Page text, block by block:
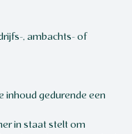
, ambachts- of
inhoud gedurende een
in staat stelt om